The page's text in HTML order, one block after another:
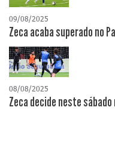
09/08/2025
Zeca acaba superado no
08/08/2025
Zeca decide neste sábado